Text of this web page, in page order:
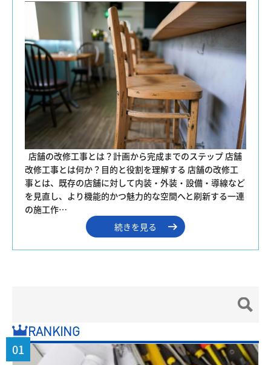
店舗の改修工事とは？計画から完成までのステップ 店舗
改修工事とは何か？目的と役割を理解する 店舗の改修工
事とは、既存の店舗に対して内装・外装・設備・導線など
を見直し、より機能的かつ魅力的な空間へと刷新する一連
の施工作…
続きを見る
RANKING